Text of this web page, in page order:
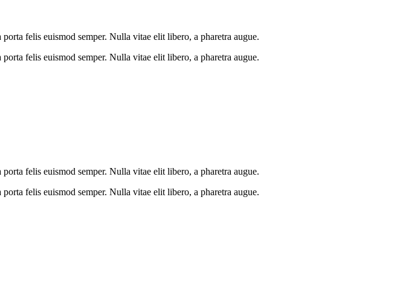
felis euismod semper. Nulla vitae elit libero, a pharetra augue.
felis euismod semper. Nulla vitae elit libero, a pharetra augue.
felis euismod semper. Nulla vitae elit libero, a pharetra augue.
felis euismod semper. Nulla vitae elit libero, a pharetra augue.